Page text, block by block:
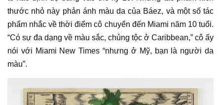
thước nhỏ này phản ánh màu da của Báez, và một số tác
phẩm nhắc về thời điểm cô chuyển đến Miami năm 10 tuổi.
“Có sự đa dạng về màu sắc, chủng tộc ở Caribbean,” cô ấy
nói với Miami New Times “nhưng ở Mỹ, bạn là người da
màu”.